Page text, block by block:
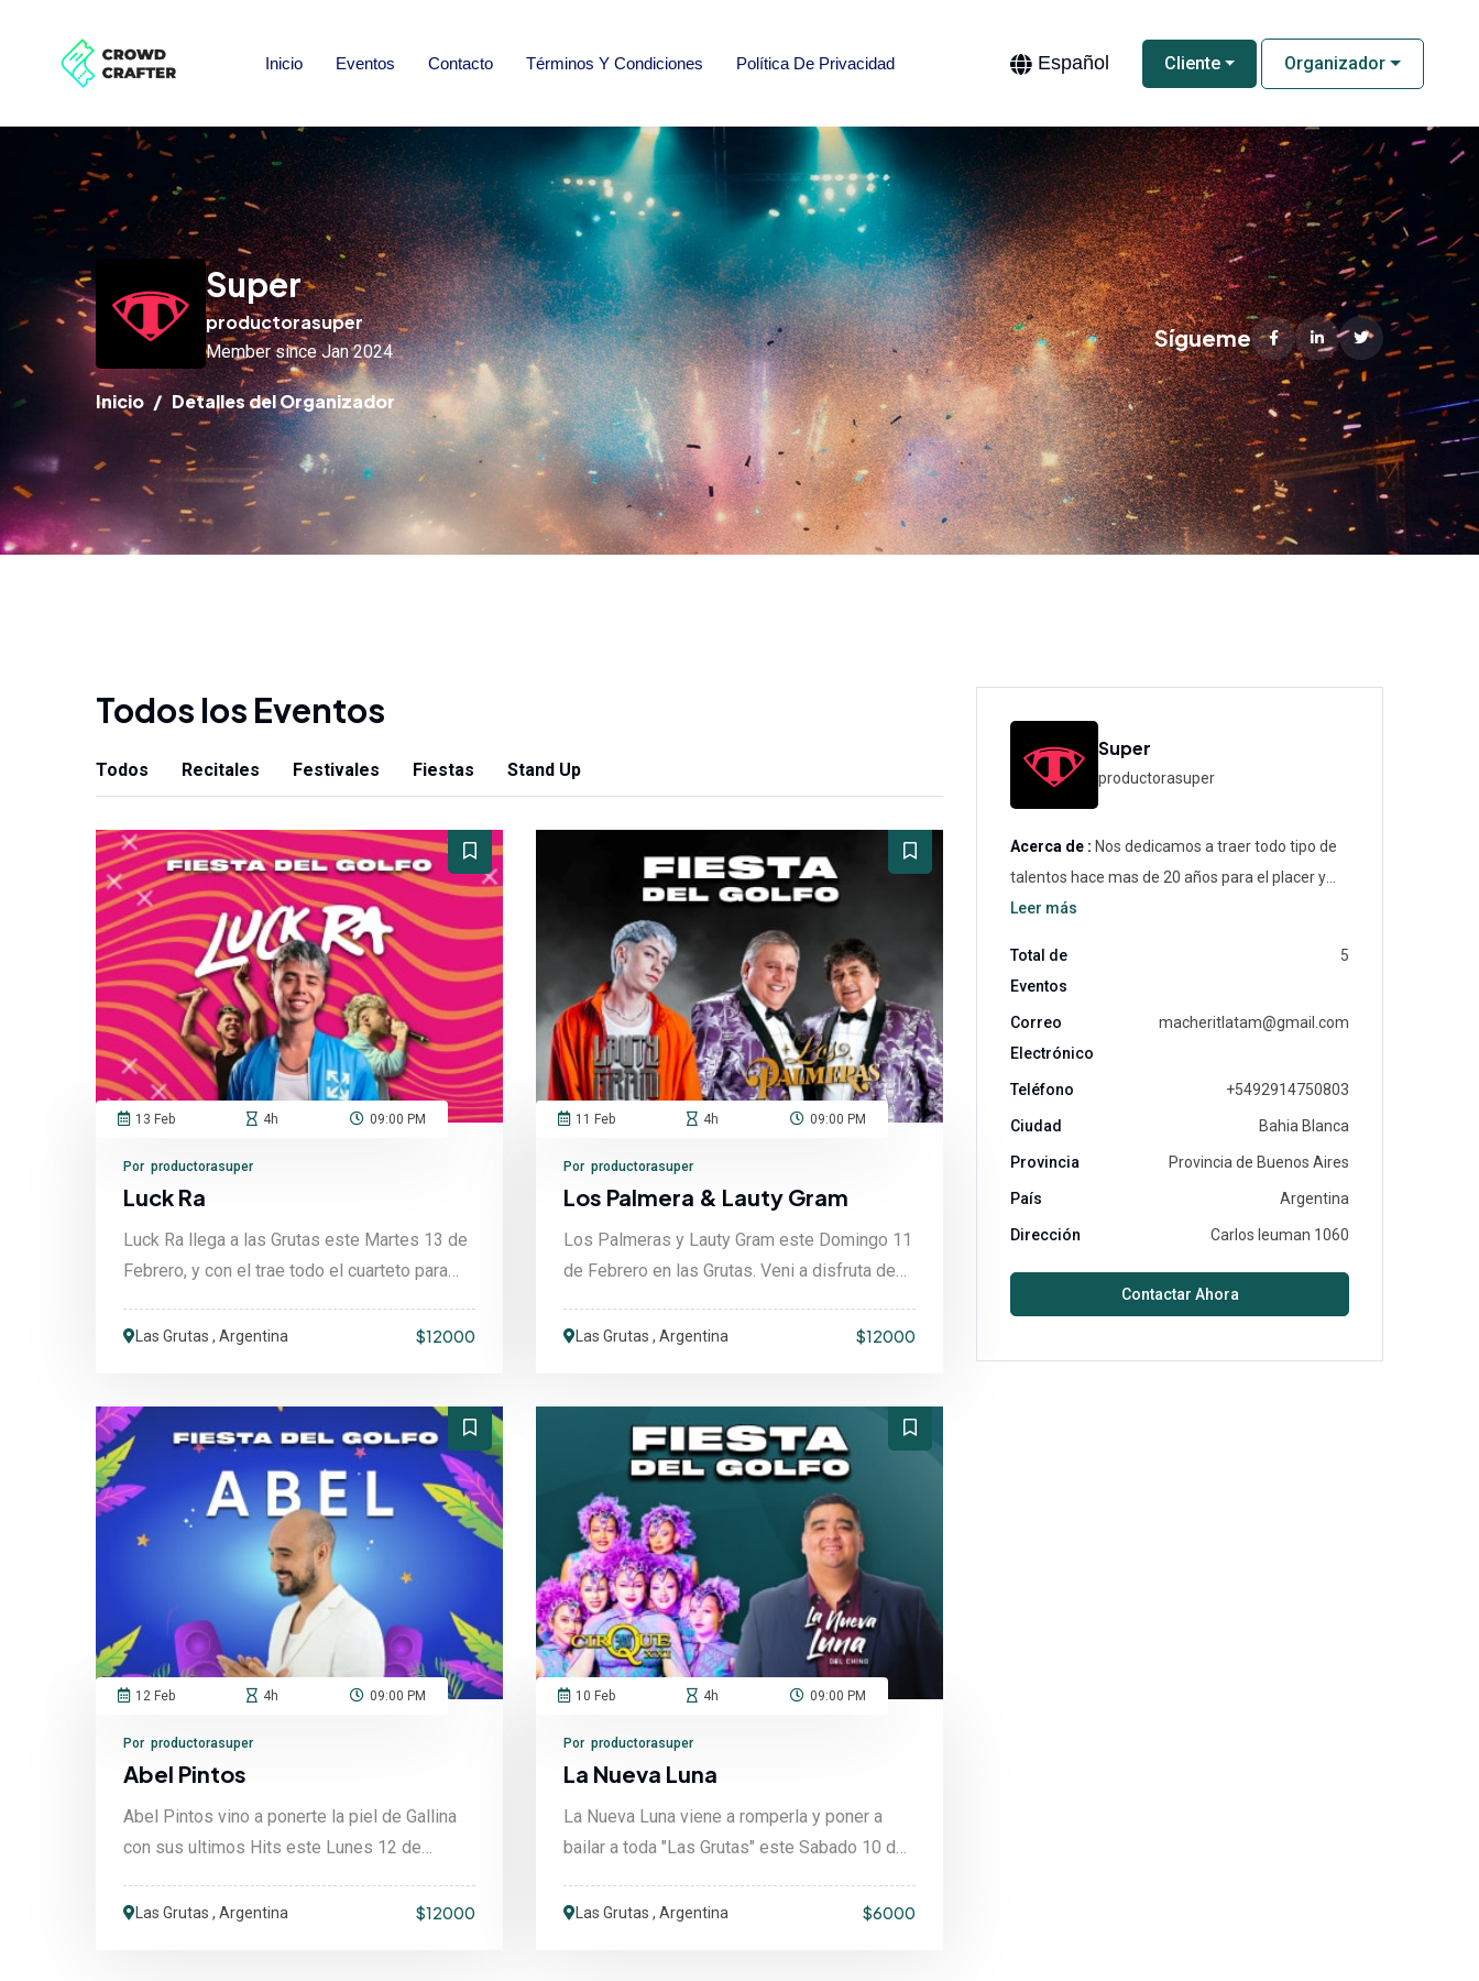
Inicio Eventos Contacto Términos Y Condiciones Política De Privacidad Español Cliente Organizador
Super
productorasuper
Member since Jan 2024
Inicio Detalles del Organizador
Sígueme
Todos los Eventos
Todos Recitales Festivales Fiestas Stand Up
13 Feb 4h 09:00 PM
Por productorasuper
Luck Ra
Luck Ra llega a las Grutas este Martes 13 de
Febrero, y con el trae todo el cuarteto para
Las Grutas , Argentina $12000
11 Feb 4h 09:00 PM
Por productorasuper
Los Palmera & Lauty Gram
Los Palmeras y Lauty Gram este Domingo 11
de Febrero en las Grutas. Veni a disfruta de
Las Grutas , Argentina $12000
12 Feb 4h 09:00 PM
Por productorasuper
Abel Pintos
Abel Pintos vino a ponerte la piel de Gallina
con sus ultimos Hits este Lunes 12 de
Las Grutas , Argentina $12000
10 Feb 4h 09:00 PM
Por productorasuper
La Nueva Luna
La Nueva Luna viene a romperla y poner a
bailar a toda "Las Grutas" este Sabado 10 de
Las Grutas , Argentina $6000
Super
productorasuper
Acerca de : Nos dedicamos a traer todo tipo de
talentos hace mas de 20 años para el placer y
entretenimiento de nuestra Audiencia.
Leer más
Total de
Eventos
5
Correo
Electrónico
macheritlatam@gmail.com
Teléfono +5492914750803
Ciudad Bahia Blanca
Provincia Provincia de Buenos Aires
País Argentina
Dirección Carlos leuman 1060
Contactar Ahora